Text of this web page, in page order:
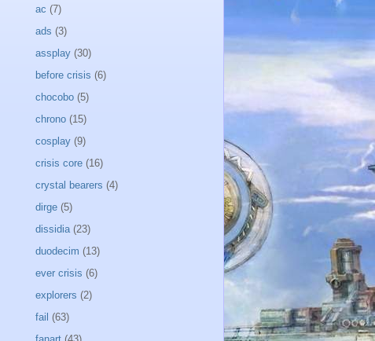
ac (7)
ads (3)
assplay (30)
before crisis (6)
chocobo (5)
chrono (15)
cosplay (9)
crisis core (16)
crystal bearers (4)
dirge (5)
dissidia (23)
duodecim (13)
ever crisis (6)
explorers (2)
fail (63)